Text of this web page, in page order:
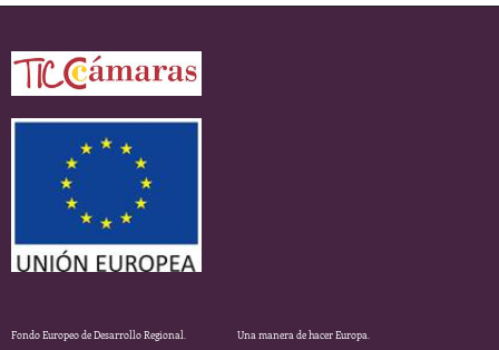
Fondo Europeo de Desarrollo Regional. Una manera de hacer Europa.